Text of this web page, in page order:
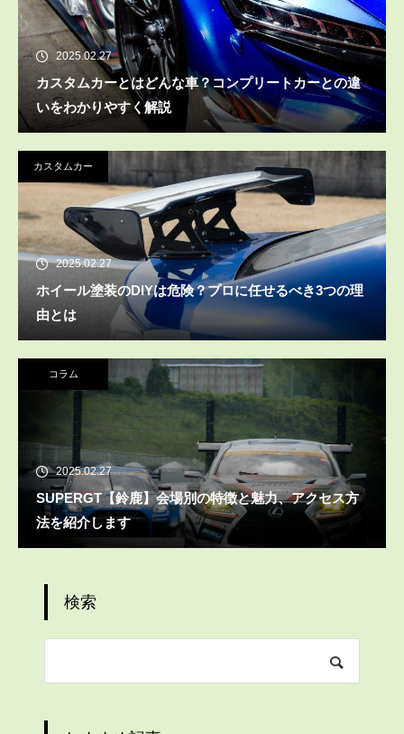
2025.02.27
カスタムカーとはどんな車？コンプリートカーとの違
いをわかりやすく解説
カスタムカー
2025.02.27
ホイール塗装のDIYは危険？プロに任せるべき3つの理
由とは
コラム
2025.02.27
SUPERGT【鈴鹿】会場別の特徴と魅力、アクセス方
法を紹介します
検索